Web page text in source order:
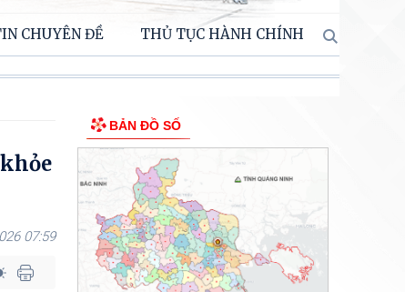
CHUYÊN ĐỀ THỦ TỤC HÀNH CHÍNH
07:59
BẢN ĐỒ SỐ